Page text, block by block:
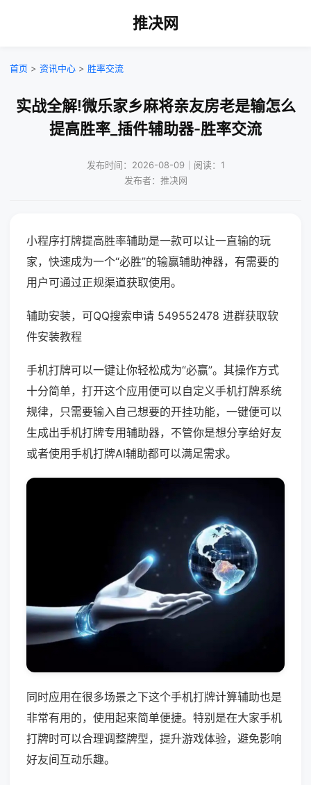
推决网
首页 > 资讯中心 > 胜率交流
实战全解!微乐家乡麻将亲友房老是输怎么
提高胜率_插件辅助器-胜率交流
发布时间：2026-08-09｜阅读：1
发布者：推决网
小程序打牌提高胜率辅助是一款可以让一直输的玩
家，快速成为一个“必胜”的输赢辅助神器，有需要的
用户可通过正规渠道获取使用。
辅助安装，可QQ搜索申请 549552478 进群获取软
件安装教程
手机打牌可以一键让你轻松成为“必赢”。其操作方式
十分简单，打开这个应用便可以自定义手机打牌系统
规律，只需要输入自己想要的开挂功能，一键便可以
生成出手机打牌专用辅助器，不管你是想分享给好友
或者使用手机打牌AI辅助都可以满足需求。
同时应用在很多场景之下这个手机打牌计算辅助也是
非常有用的，使用起来简单便捷。特别是在大家手机
打牌时可以合理调整牌型，提升游戏体验，避免影响
好友间互动乐趣。